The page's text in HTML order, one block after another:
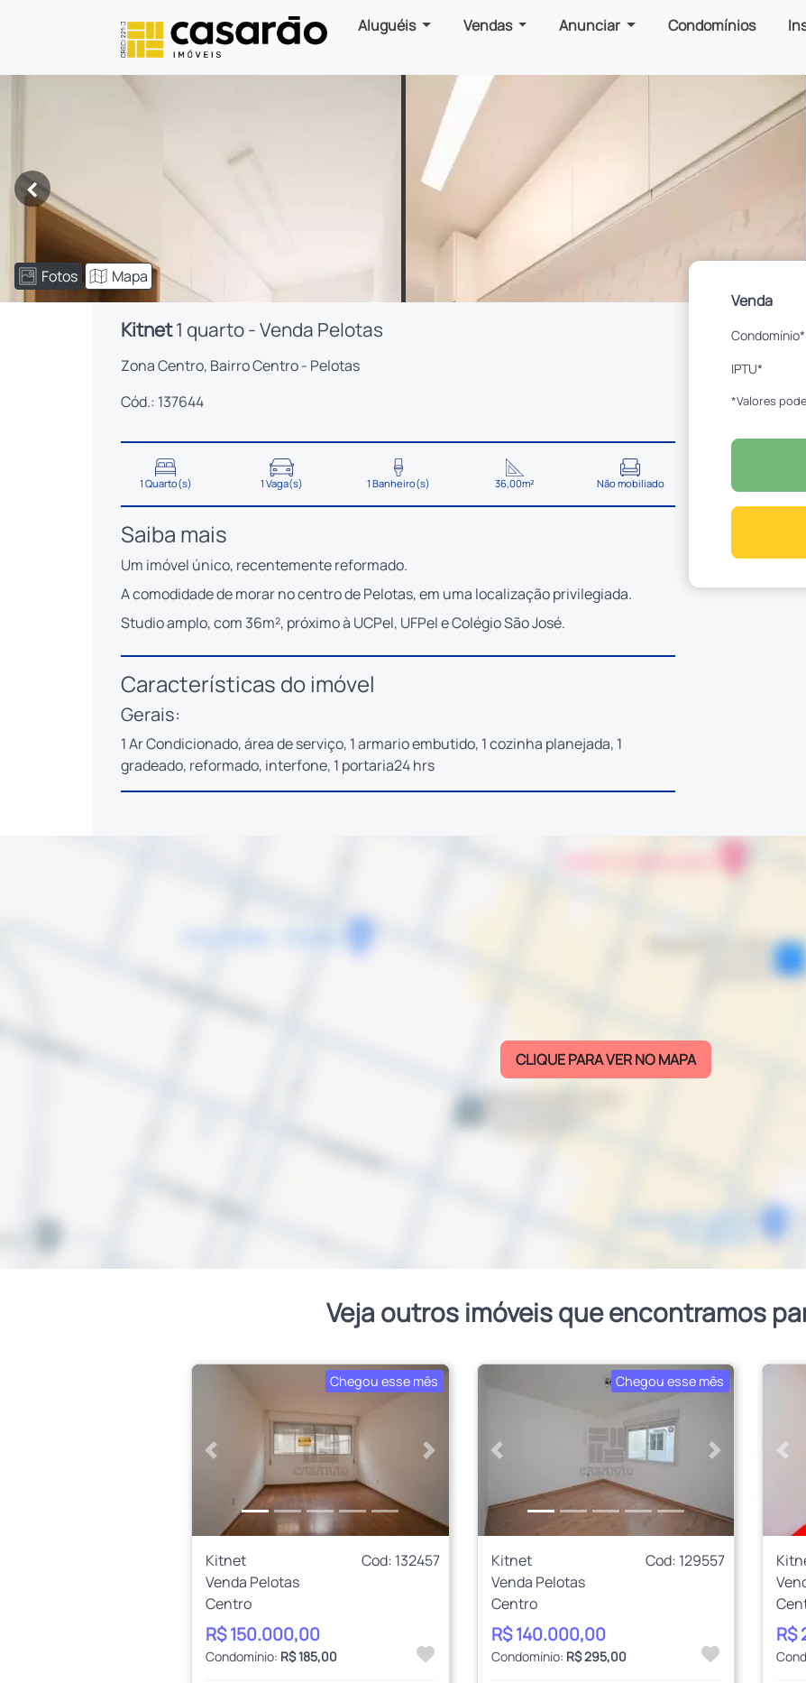
Aluguéis Vendas Anunciar Condomínios
<
Fotos Mapa
Kitnet1 quarto - Venda Pelotas
Zona Centro, Bairro Centro - Pelotas
Cód.: 137644
1 Quarto(s) 1 Vaga(s) 1 Banheiro(s) 36,00m² Não mobiliado
Saiba mais
Um imóvel único, recentemente reformado.
A comodidade de morar no centro de Pelotas, em uma localização privilegiada.
Studio amplo, com 36m², próximo à UCPel, UFPel e Colégio São José.
Características do imóvel
Gerais:
1 Ar Condicionado, área de serviço, 1 armario embutido, 1 cozinha planejada, 1
gradeado, reformado, interfone, 1 portaria24 hrs
Venda
Condomínio*
IPTU*
*Valores
CLIQUE PARA VER NO MAPA
Veja outros imóveis que encontramos
Chegou esse mês
Anterior Próximo
Kitnet
Cod: 132457
Venda Pelotas
Centro
R$ 150.000,00
Condomínio: R$ 185,00
Chegou esse mês
Anterior Próximo
Kitnet
Cod: 129557
Venda Pelotas
Centro
R$ 140.000,00
Condomínio: R$ 295,00
R$